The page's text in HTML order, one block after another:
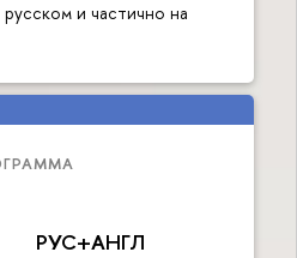
и частично на
РУС+АНГЛ